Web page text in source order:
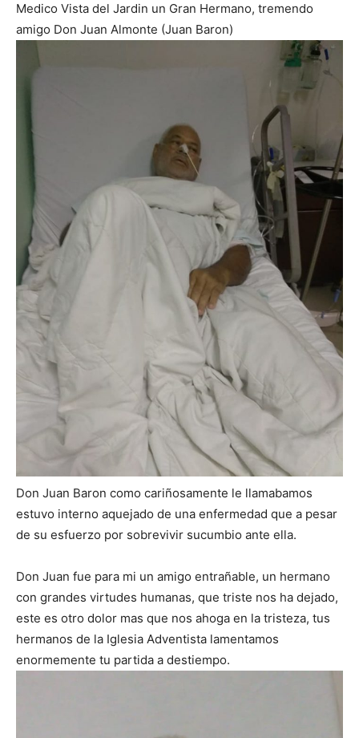
Medico Vista del Jardin un Gran Hermano, tremendo
amigo Don Juan Almonte (Juan Baron)
Don Juan Baron como cariñosamente le llamabamos
estuvo interno aquejado de una enfermedad que a pesar
de su esfuerzo por sobrevivir sucumbio ante ella.
Don Juan fue para mi un amigo entrañable, un hermano
con grandes virtudes humanas, que triste nos ha dejado,
este es otro dolor mas que nos ahoga en la tristeza, tus
hermanos de la Iglesia Adventista lamentamos
enormemente tu partida a destiempo.